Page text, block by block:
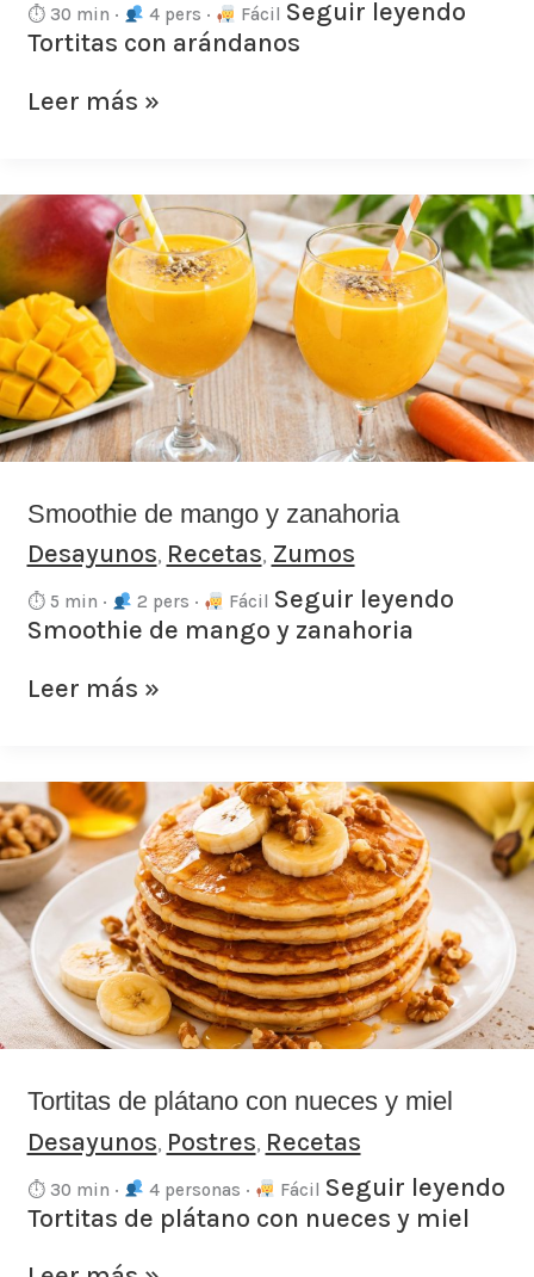
⏱ 30 min · 4 pers · Fácil Seguir leyendo
Tortitas con arándanos
Leer más »
Smoothie de mango y zanahoria
Desayunos, Recetas, Zumos
⏱ 5 min · 2 pers · Fácil Seguir leyendo
Smoothie de mango y zanahoria
Smoothie
de
mango
y
zanahoria
Leer más »
Tortitas de plátano con nueces y miel
Desayunos, Postres, Recetas
⏱ 30 min · 4 personas · Fácil Seguir leyendo
Tortitas de plátano con nueces y miel
Tortitas
de
plátano
con
nueces
y
miel